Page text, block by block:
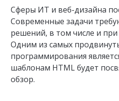
Сферы ИТ и веб-дизайна
Современные задачи
решений, в том числе и при
Одним из самых
программирования
шаблонам HTML будет
обзор.